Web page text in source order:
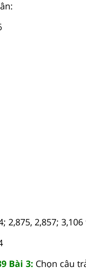
2,875, 2,857;
Bài 3: Chọn câu